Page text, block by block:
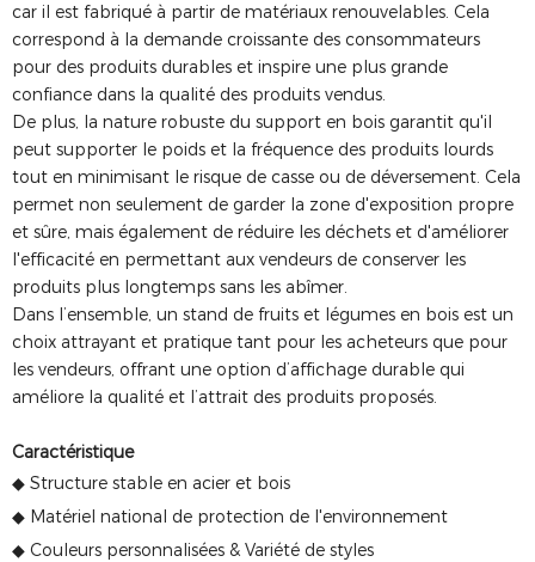
car il est fabriqué à partir de matériaux renouvelables. Cela
correspond à la demande croissante des consommateurs
pour des produits durables et inspire une plus grande
confiance dans la qualité des produits vendus.
De plus, la nature robuste du support en bois garantit qu'il
peut supporter le poids et la fréquence des produits lourds
tout en minimisant le risque de casse ou de déversement. Cela
permet non seulement de garder la zone d'exposition propre
et sûre, mais également de réduire les déchets et d'améliorer
l'efficacité en permettant aux vendeurs de conserver les
produits plus longtemps sans les abîmer.
Dans l’ensemble, un stand de fruits et légumes en bois est un
choix attrayant et pratique tant pour les acheteurs que pour
les vendeurs, offrant une option d’affichage durable qui
améliore la qualité et l’attrait des produits proposés.
Caractéristique
◆ Structure stable en acier et bois
◆ Matériel national de protection de l'environnement
◆ Couleurs personnalisées & Variété de styles